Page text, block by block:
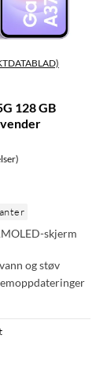
128 GB
skjerm
og støv